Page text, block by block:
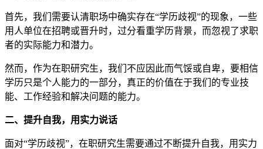
首先，我们需要认清职场中确实存在“学历歧视”的现象，一些
用人单位在招聘或晋升时，过分看重学历背景，而忽视了求职
者的实际能力和潜力。
然而，作为在职研究生，我们不应因此而气馁或自卑，要相信
学历只是个人能力的一部分，真正的价值在于我们的专业技
能、工作经验和解决问题的能力。
二、提升自我，用实力说话
面对“学历歧视”，在职研究生需要通过不断提升自我，用实力